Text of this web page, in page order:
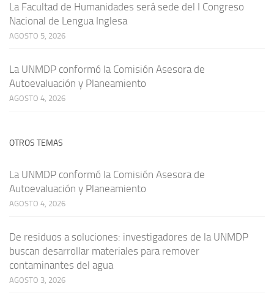
La Facultad de Humanidades será sede del I Congreso
Nacional de Lengua Inglesa
AGOSTO 5, 2026
La UNMDP conformó la Comisión Asesora de
Autoevaluación y Planeamiento
AGOSTO 4, 2026
OTROS TEMAS
La UNMDP conformó la Comisión Asesora de
Autoevaluación y Planeamiento
AGOSTO 4, 2026
De residuos a soluciones: investigadores de la UNMDP
buscan desarrollar materiales para remover
contaminantes del agua
AGOSTO 3, 2026